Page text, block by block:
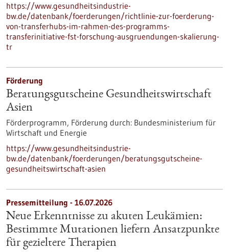
https://www.gesundheitsindustrie-
bw.de/datenbank/foerderungen/richtlinie-zur-foerderung-
von-transferhubs-im-rahmen-des-programms-
transferinitiative-fst-forschung-ausgruendungen-skalierung-
tr
Förderung
Beratungsgutscheine Gesundheitswirtschaft
Asien
Förderprogramm, Förderung durch: Bundesministerium für
Wirtschaft und Energie
https://www.gesundheitsindustrie-
bw.de/datenbank/foerderungen/beratungsgutscheine-
gesundheitswirtschaft-asien
Pressemitteilung - 16.07.2026
Neue Erkenntnisse zu akuten Leukämien:
Bestimmte Mutationen liefern Ansatzpunkte
für gezieltere Therapien